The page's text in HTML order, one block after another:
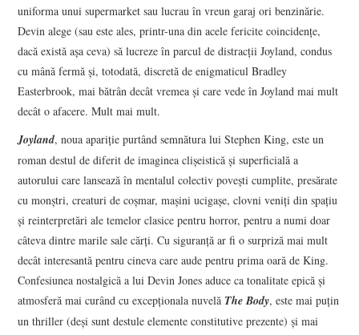
uniforma unui supermarket sau lucrau în vreun garaj ori benzinărie.
Devin alege (sau este ales, printr-una din acele fericite coincidențe,
dacă există așa ceva) să lucreze în parcul de distracții Joyland, condus
cu mână fermă și, totodată, discretă de enigmaticul Bradley
Easterbrook, mai bătrân decât vremea și care vede în Joyland mai mult
decât o afacere. Mult mai mult.
Joyland, noua apariție purtând semnătura lui Stephen King, este un
roman destul de diferit de imaginea clișeistică și superficială a
autorului care lansează în mentalul colectiv povești cumplite, presărate
cu monștri, creaturi de coșmar, mașini ucigașe, clovni veniți din spațiu
și reinterpretări ale temelor clasice pentru horror, pentru a numi doar
câteva dintre marile sale cărți. Cu siguranță ar fi o surpriză mai mult
decât interesantă pentru cineva care aude pentru prima oară de King.
Confesiunea nostalgică a lui Devin Jones aduce ca tonalitate epică și
atmosferă mai curând cu excepționala nuvelă The Body, este mai puțin
un thriller (deși sunt destule elemente constitutive prezente) și mai